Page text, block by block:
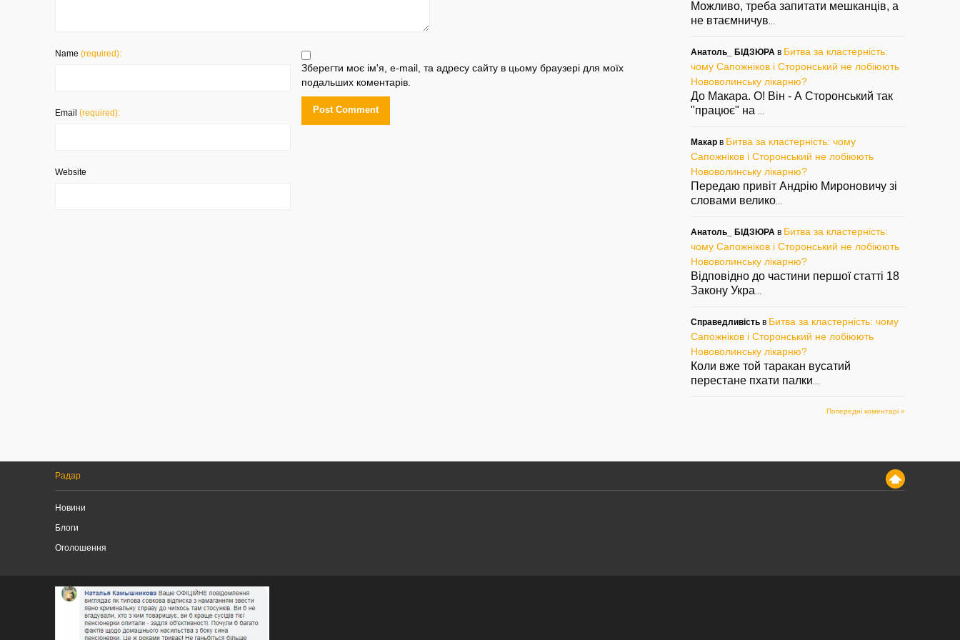
Name (required):
Email (required):
Website
Зберегти моє ім'я, e-mail, та адресу сайту в цьому браузері для моїх
подальших коментарів.
Можливо, треба запитати мешканців, а
не втаємничув
Анатоль_ БІДЗЮРА в Битва за кластерність:
чому Сапожніков і Сторонський не лобіюють
Нововолинську лікарню?
До Макара. О! Він - А Сторонський так
"працює" на
Макар в Битва за кластерність: чому
Сапожніков і Сторонський не лобіюють
Нововолинську лікарню?
Передаю привіт Андрію Мироновичу зі
словами велико
Анатоль_ БІДЗЮРА в Битва за кластерність:
чому Сапожніков і Сторонський не лобіюють
Нововолинську лікарню?
Відповідно до частини першої статті 18
Закону Укра
Справедливість в Битва за кластерність: чому
Сапожніков і Сторонський не лобіюють
Нововолинську лікарню?
Коли вже той таракан вусатий
перестане пхати палки
Попередні коментарі »
Радар
Новини
Блоги
Оголошення